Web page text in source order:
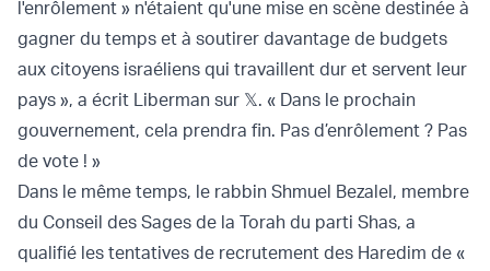
l'enrôlement » n'étaient qu'une mise en scène destinée à
gagner du temps et à soutirer davantage de budgets
aux citoyens israéliens qui travaillent dur et servent leur
pays », a écrit Liberman sur 𝕏. « Dans le prochain
gouvernement, cela prendra fin. Pas d’enrôlement ? Pas
de vote ! »
Dans le même temps, le rabbin Shmuel Bezalel, membre
du Conseil des Sages de la Torah du parti Shas, a
qualifié les tentatives de recrutement des Haredim de «